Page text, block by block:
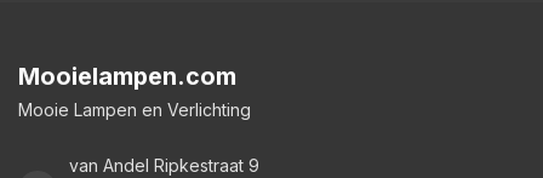
Mooielampen.com
Mooie Lampen en Verlichting
van Andel Ripkestraat 9